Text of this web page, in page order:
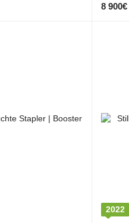
8
2022